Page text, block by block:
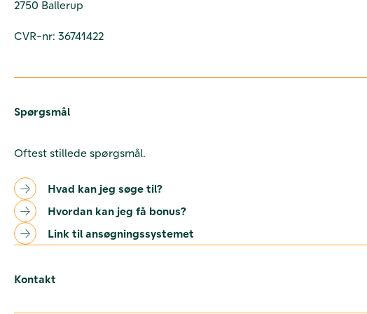
2750 Ballerup
CVR-nr: 36741422
Spørgsmål
Oftest stillede spørgsmål.
Hvad kan jeg søge til?
Hvordan kan jeg få bonus?
Link til ansøgningssystemet
Kontakt